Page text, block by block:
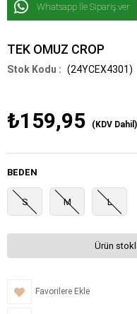
Whatsapp İle Sipariş ver
TEK OMUZ CROP
(24YCEX4301)
₺159,95 (KDV Dahil)
BEDEN
S M L
Ürün
Favorilere Ekle